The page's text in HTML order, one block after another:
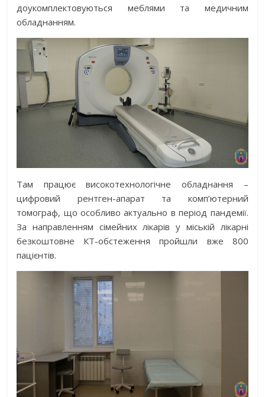
доукомплектовуються меблями та медичним
обладнанням.
Там працює високотехнологічне обладнання –
цифровий рентген-апарат та комп’ютерний
томограф, що особливо актуально в період пандемії.
За направленням сімейних лікарів у міській лікарні
безкоштовне КТ-обстеження пройшли вже 800
пацієнтів.